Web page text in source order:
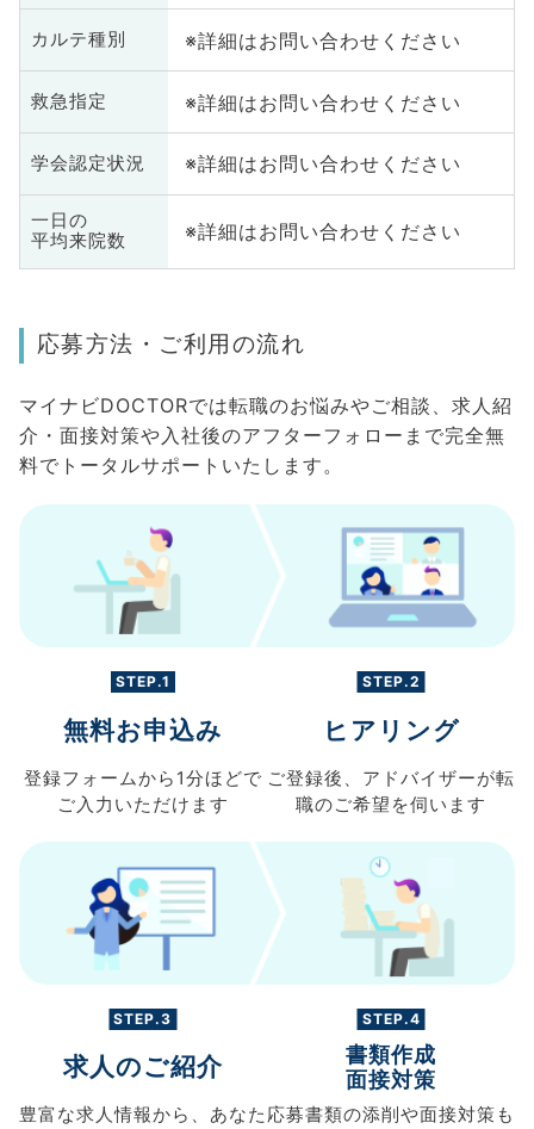
カルテ種別 ※詳細はお問い合わせください
救急指定 ※詳細はお問い合わせください
学会認定状況 ※詳細はお問い合わせください
一日の
平均来院数
※詳細はお問い合わせください
応募方法・ご利用の流れ
マイナビDOCTORでは転職のお悩みやご相談、求人紹
介・面接対策や入社後のアフターフォローまで完全無
料でトータルサポートいたします。
STEP.1
無料お申込み
登録フォームから 1分ほどで
ご入力 いただけます
STEP.2
ヒアリング
ご登録後、 アドバイザーが転
職のご希望を伺います
STEP.3
求人のご紹介
豊富な求人情報から、 あなた
STEP.4
書類作成
面接対策
応募書類の添削や面接対策も